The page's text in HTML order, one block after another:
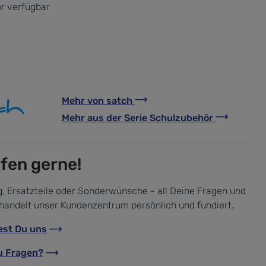
verfügbar
Mehr von satch
Mehr aus der Serie Schulzubehör
gerne!
Ersatzteile oder Sonderwünsche - all Deine Fragen und
unser Kundenzentrum persönlich und fundiert.
Du uns
Fragen?